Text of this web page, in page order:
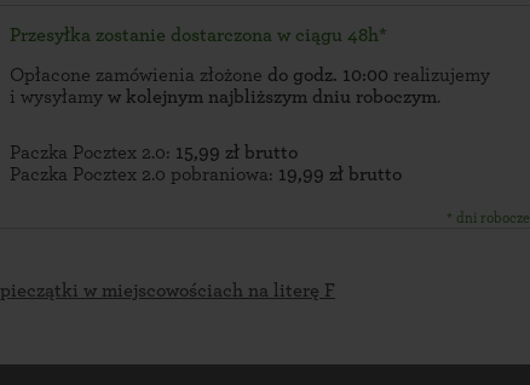
Przesyłka zostanie dostarczona w ciągu 48h*
Opłacone zamówienia złożone do godz. 10:00 realizujemy
i wysyłamy w kolejnym najbliższym dniu roboczym.
Paczka Pocztex 2.0: 15,99 zł brutto
Paczka Pocztex 2.0 pobraniowa: 19,99 zł brutto
* dni robocze
pieczątki w miejscowościach na literę F